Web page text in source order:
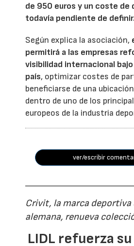
de 950 euros y un coste de
todavía pendiente de
Según explica la asociación,
permitirá a las empresas
visibilidad internacional bajo
país, optimizar costes de
beneficiarse de una
dentro de uno de los
europeos de la industria
ver/escribir
Crivit, la marca deportiva
alemana, renueva
LIDL refuerza su